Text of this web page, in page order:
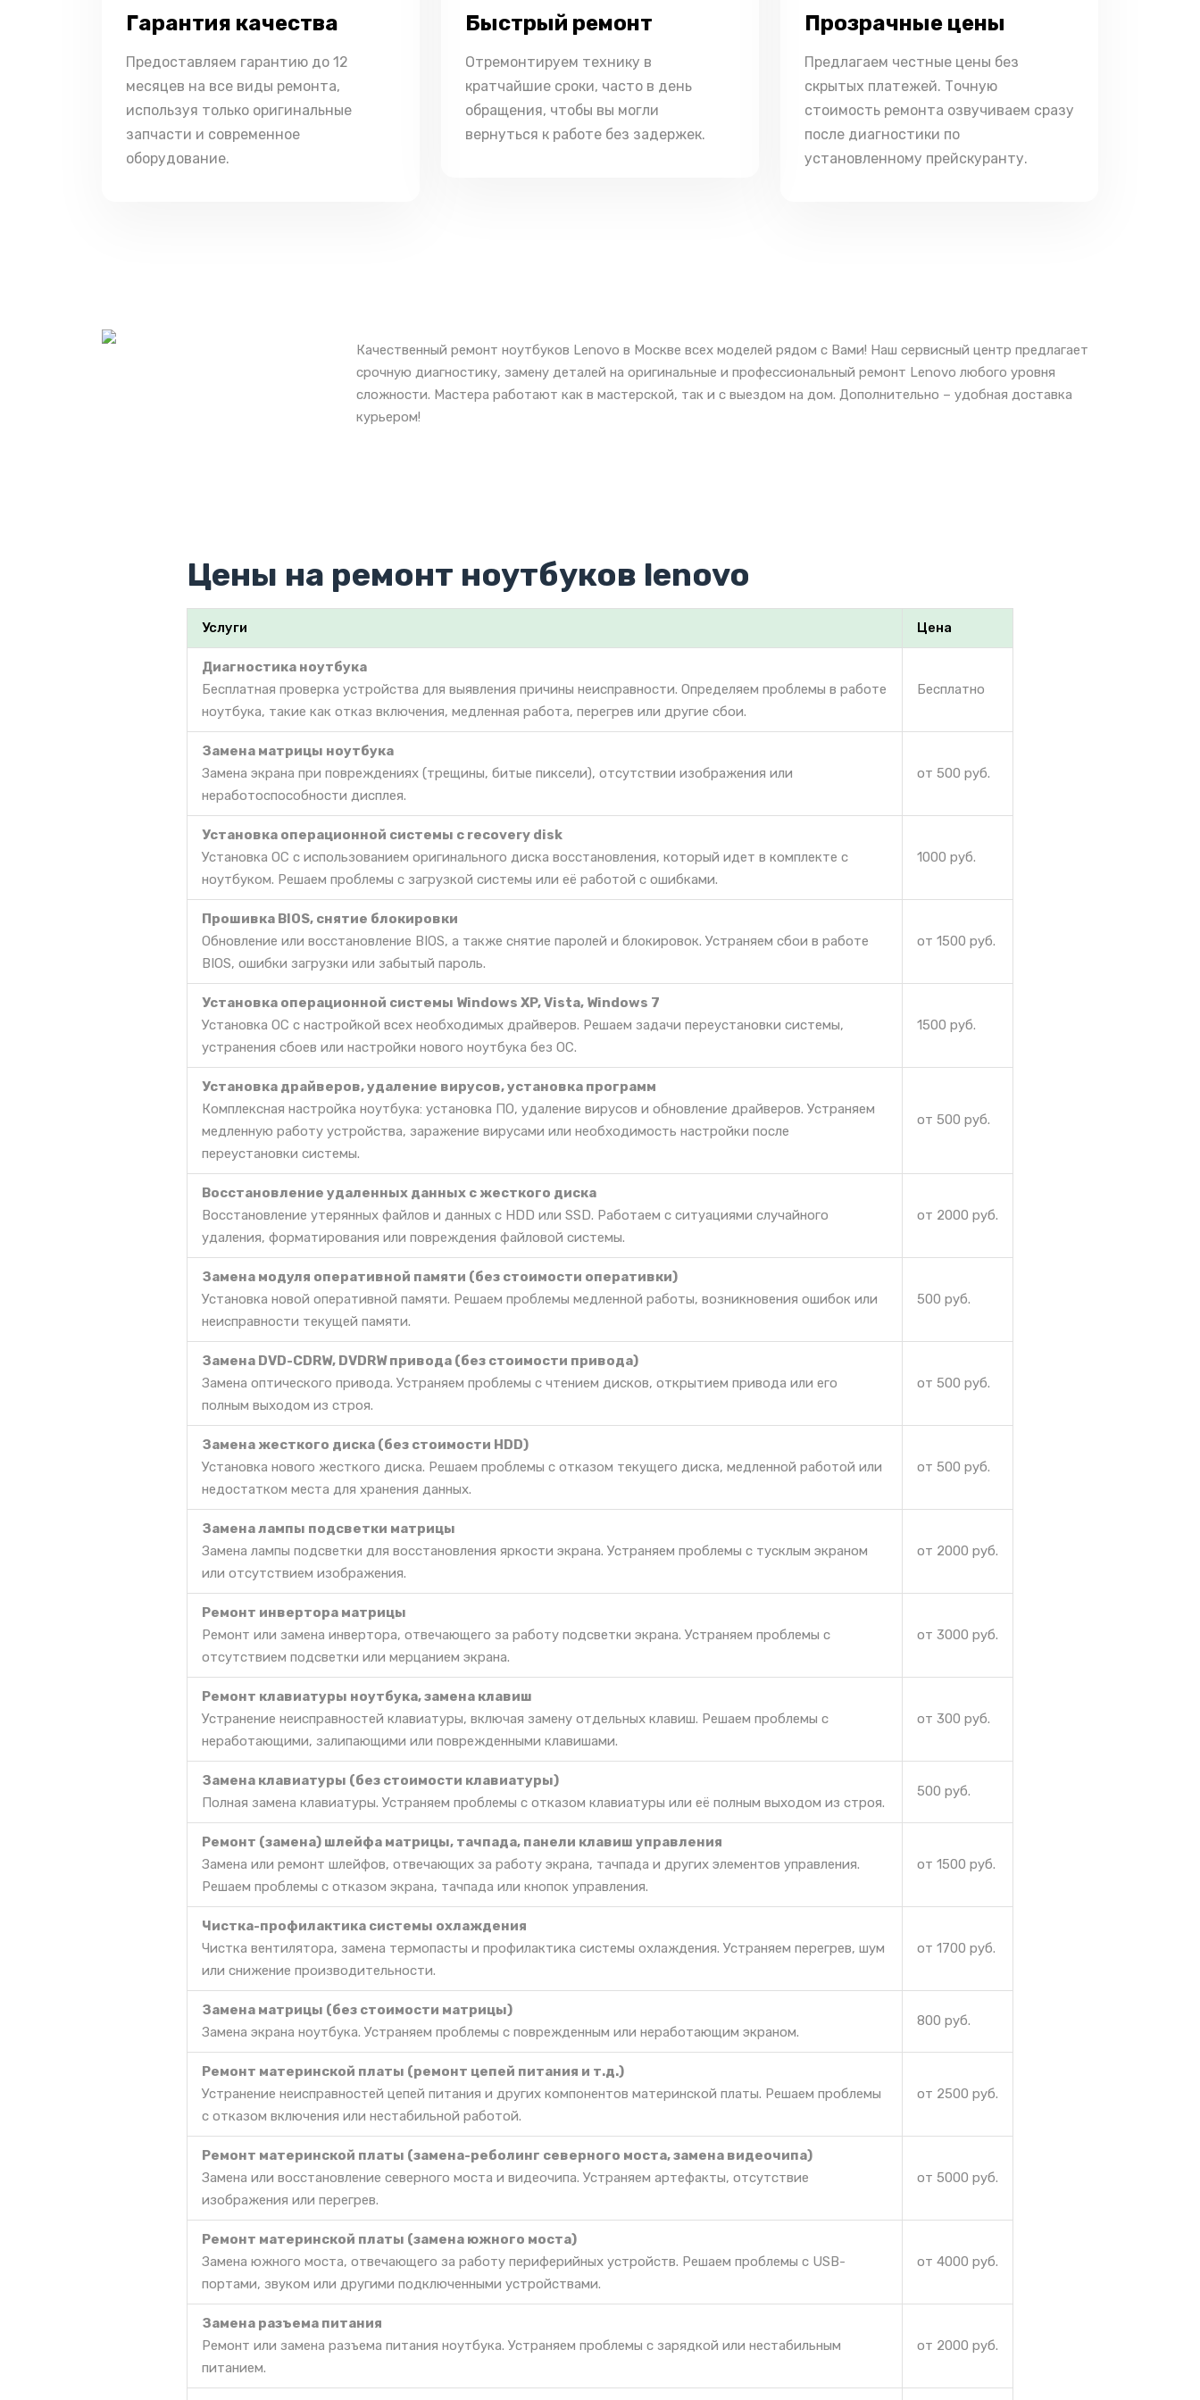
Гарантия качества
Предоставляем гарантию до 12
месяцев на все виды ремонта,
используя только оригинальные
запчасти и современное
оборудование.
Быстрый ремонт
Отремонтируем технику в
кратчайшие сроки, часто в день
обращения, чтобы вы могли
вернуться к работе без задержек.
Прозрачные цены
Предлагаем честные цены без
скрытых платежей. Точную
стоимость ремонта озвучиваем сразу
после диагностики по
установленному прейскуранту.
Качественный ремонт ноутбуков Lenovo в Москве всех моделей рядом с Вами! Наш сервисный центр предлагает
срочную диагностику, замену деталей на оригинальные и профессиональный ремонт Lenovo любого уровня
сложности. Мастера работают как в мастерской, так и с выездом на дом. Дополнительно – удобная доставка
курьером!
Цены на ремонт ноутбуков lenovo
Услуги Цена
Диагностика ноутбука
Бесплатная проверка устройства для выявления причины неисправности. Определяем проблемы в работе
ноутбука, такие как отказ включения, медленная работа, перегрев или другие сбои.
Бесплатно
Замена матрицы ноутбука
Замена экрана при повреждениях (трещины, битые пиксели), отсутствии изображения или
неработоспособности дисплея.
от 500 руб.
Установка операционной системы c recovery disk
Установка ОС с использованием оригинального диска восстановления, который идет в комплекте с
ноутбуком. Решаем проблемы с загрузкой системы или её работой с ошибками.
1000 руб.
Прошивка BIOS, снятие блокировки
Обновление или восстановление BIOS, а также снятие паролей и блокировок. Устраняем сбои в работе
BIOS, ошибки загрузки или забытый пароль.
от 1500 руб.
Установка операционной системы Windows XP, Vista, Windows 7
Установка ОС с настройкой всех необходимых драйверов. Решаем задачи переустановки системы,
устранения сбоев или настройки нового ноутбука без ОС.
1500 руб.
Установка драйверов, удаление вирусов, установка программ
Комплексная настройка ноутбука: установка ПО, удаление вирусов и обновление драйверов. Устраняем
медленную работу устройства, заражение вирусами или необходимость настройки после
переустановки системы.
от 500 руб.
Восстановление удаленных данных с жесткого диска
Восстановление утерянных файлов и данных с HDD или SSD. Работаем с ситуациями случайного
удаления, форматирования или повреждения файловой системы.
от 2000 руб.
Замена модуля оперативной памяти (без стоимости оперативки)
Установка новой оперативной памяти. Решаем проблемы медленной работы, возникновения ошибок или
неисправности текущей памяти.
500 руб.
Замена DVD-CDRW, DVDRW привода (без стоимости привода)
Замена оптического привода. Устраняем проблемы с чтением дисков, открытием привода или его
полным выходом из строя.
от 500 руб.
Замена жесткого диска (без стоимости HDD)
Установка нового жесткого диска. Решаем проблемы с отказом текущего диска, медленной работой или
недостатком места для хранения данных.
от 500 руб.
Замена лампы подсветки матрицы
Замена лампы подсветки для восстановления яркости экрана. Устраняем проблемы с тусклым экраном
или отсутствием изображения.
от 2000 руб.
Ремонт инвертора матрицы
Ремонт или замена инвертора, отвечающего за работу подсветки экрана. Устраняем проблемы с
отсутствием подсветки или мерцанием экрана.
от 3000 руб.
Ремонт клавиатуры ноутбука, замена клавиш
Устранение неисправностей клавиатуры, включая замену отдельных клавиш. Решаем проблемы с
неработающими, залипающими или поврежденными клавишами.
от 300 руб.
Замена клавиатуры (без стоимости клавиатуры)
Полная замена клавиатуры. Устраняем проблемы с отказом клавиатуры или её полным выходом из строя.
500 руб.
Ремонт (замена) шлейфа матрицы, тачпада, панели клавиш управления
Замена или ремонт шлейфов, отвечающих за работу экрана, тачпада и других элементов управления.
Решаем проблемы с отказом экрана, тачпада или кнопок управления.
от 1500 руб.
Чистка-профилактика системы охлаждения
Чистка вентилятора, замена термопасты и профилактика системы охлаждения. Устраняем перегрев, шум
или снижение производительности.
от 1700 руб.
Замена матрицы (без стоимости матрицы)
Замена экрана ноутбука. Устраняем проблемы с поврежденным или неработающим экраном.
800 руб.
Ремонт материнской платы (ремонт цепей питания и т.д.)
Устранение неисправностей цепей питания и других компонентов материнской платы. Решаем проблемы
с отказом включения или нестабильной работой.
от 2500 руб.
Ремонт материнской платы (замена-реболинг северного моста, замена видеочипа)
Замена или восстановление северного моста и видеочипа. Устраняем артефакты, отсутствие
изображения или перегрев.
от 5000 руб.
Ремонт материнской платы (замена южного моста)
Замена южного моста, отвечающего за работу периферийных устройств. Решаем проблемы с USB-
портами, звуком или другими подключенными устройствами.
от 4000 руб.
Замена разъема питания
Ремонт или замена разъема питания ноутбука. Устраняем проблемы с зарядкой или нестабильным
питанием.
от 2000 руб.